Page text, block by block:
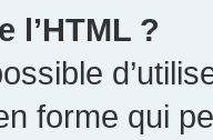
l’HTML ?
forme qui